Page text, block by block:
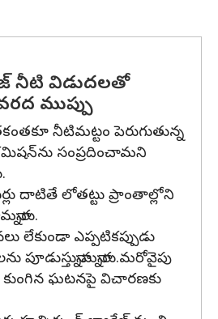
నీటి విడుదలతో
ముప్పు
నీటిమట్టం పెరుగుతున్న
సంప్రదించామని
దాటితే లోతట్టు ప్రాంతాల్లోని
ఎప్పటికప్పుడు
పూడుస్తున్నామన్నారు.మరోవైపు
కుంగిన ఘటనపై విచారణకు